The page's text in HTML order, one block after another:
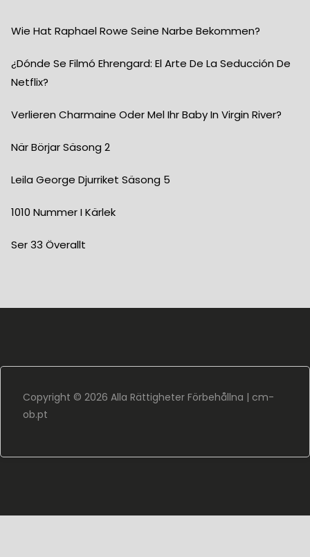
Wie Hat Raphael Rowe Seine Narbe Bekommen?
¿Dónde Se Filmó Ehrengard: El Arte De La Seducción De
Netflix?
Verlieren Charmaine Oder Mel Ihr Baby In Virgin River?
När Börjar Säsong 2
Leila George Djurriket Säsong 5
1010 Nummer I Kärlek
Ser 33 Överallt
Copyright © 2026 Alla Rättigheter Förbehållna | cm-
ob.pt